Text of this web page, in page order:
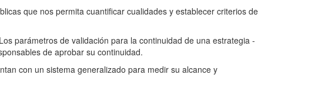
que nos permita cuantificar cualidades y establecer criterios de
parámetros de validación para la continuidad de una estrategia -
de aprobar su continuidad.
con un sistema generalizado para medir su alcance y